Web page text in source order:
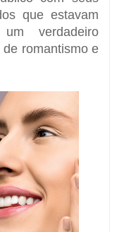
que estavam
verdadeiro
romantismo e